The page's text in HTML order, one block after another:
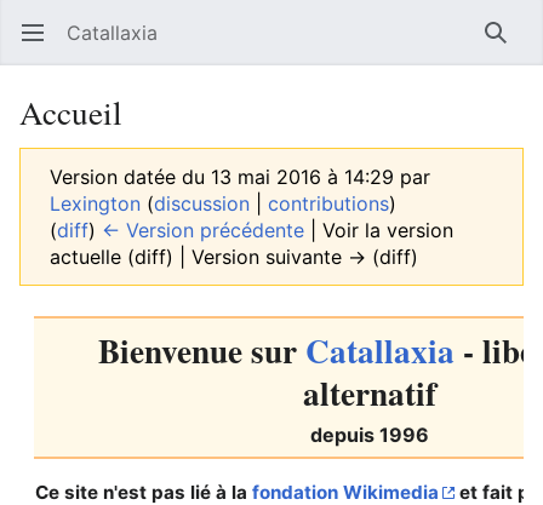
Ouvrir le menu principal Catallaxia
Accueil
Version datée du 13 mai 2016 à 14:29 par
Lexington (discussion contributions)
(diff) ← Version précédente | Voir la version
actuelle (diff) | Version suivante → (diff)
Bienvenuesur Catallaxia -
alternatif
depuis 1996
Ce site n'est pas lié à la fondation Wikimedia
et fait